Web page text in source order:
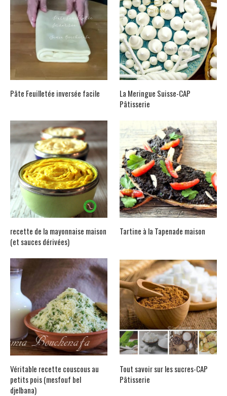
Pâte Feuilletée inversée facile
La Meringue Suisse-CAP
Pâtisserie
recette de la mayonnaise maison
(et sauces dérivées)
Tartine à la Tapenade maison
Véritable recette couscous au
petits pois (mesfouf bel
djelbana)
Tout savoir sur les sucres-CAP
Pâtisserie